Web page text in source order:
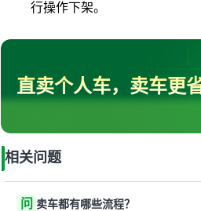
行操作下架。
直卖个人车，卖车更
相关问题
问 卖车都有哪些流程？